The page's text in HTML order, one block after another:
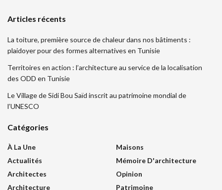
Articles récents
La toiture, première source de chaleur dans nos bâtiments :
plaidoyer pour des formes alternatives en Tunisie
Territoires en action : l’architecture au service de la localisation
des ODD en Tunisie
Le Village de Sidi Bou Saïd inscrit au patrimoine mondial de
l’UNESCO
Catégories
À La Une
Actualités
Architectes
Architecture
Maisons
Mémoire D'architecture
Opinion
Patrimoine